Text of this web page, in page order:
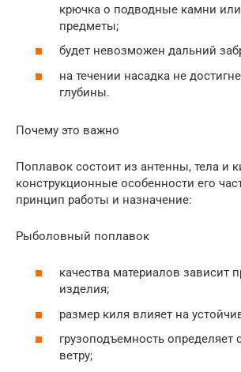
крючка о подводные камни
предметы;
будет невозможен дальний
на течении насадка не
глубины.
Почему это важно
Поплавок состоит из антенны, тела и
конструкционные особенности его
принцип работы и назначение:
Рыболовный поплавок
качества материалов зависит
изделия;
размер киля влияет на
грузоподъемность определяет
ветру;